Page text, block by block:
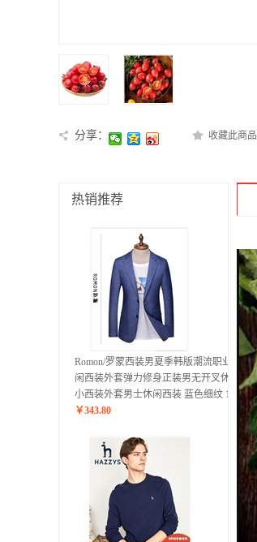
分享： 收藏此商品
热销推荐
Romon/罗蒙西装男夏季韩版潮流职业休
闲西装外套弹力修身正装男无开叉休闲
小西装外套男士休闲西装 蓝色细纹 180
￥343.80